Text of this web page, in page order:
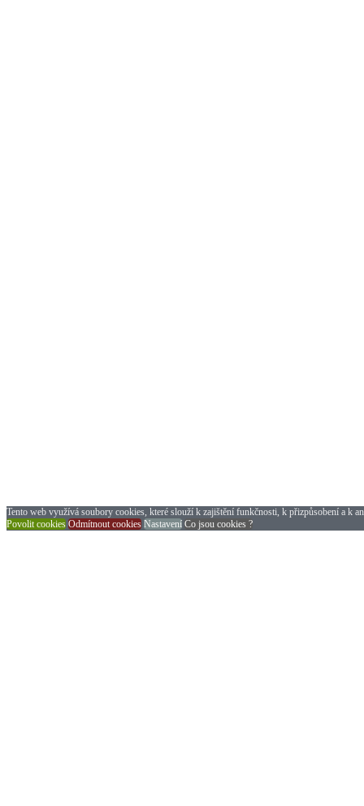
Tento web využívá soubory cookies, které slouží k zajištění funkčnosti, k přizpůsobení a k
Povolit cookies Odmítnout cookies Nastavení Co jsou cookies ?